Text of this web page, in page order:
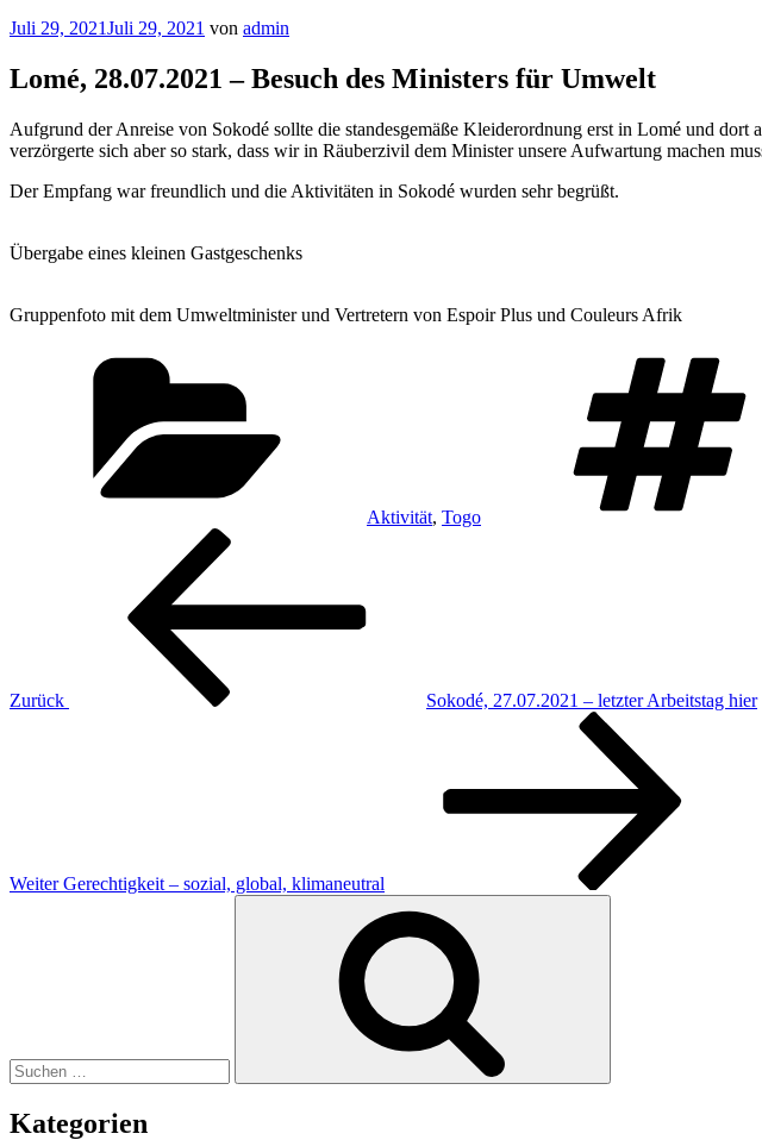
Veröffentlicht
Juli 29, 2021Juli 29, 2021 von admin
Lomé, 28.07.2021 – Besuch des Ministers für Umwelt
Aufgrund der Anreise von Sokodé sollte die standesgemäße Kleiderordnung erst in Lomé und
verzörgerte sich aber so stark, dass wir in Räuberzivil dem Minister unsere Aufwartung machen
Der Empfang war freundlich und die Aktivitäten in Sokodé wurden sehr begrüßt.
Übergabe eines kleinen Gastgeschenks
Gruppenfoto mit dem Umweltminister und Vertretern von Espoir Plus und Couleurs Afrik
Aktivität, Togo
Beitragsnavigation
Zurück
Sokodé, 27.07.2021 – letzter Arbeitstag hier
Weiter Gerechtigkeit – sozial, global, klimaneutral
Kategorien